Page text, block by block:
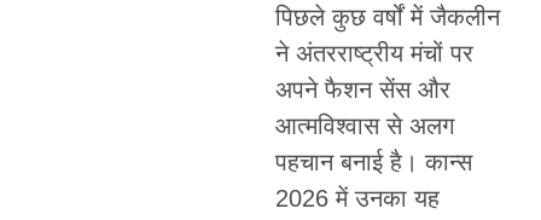
पिछले कुछ वर्षों में जैकलीन
ने अंतरराष्ट्रीय मंचों पर
अपने फैशन सेंस और
आत्मविश्वास से अलग
पहचान बनाई है। कान्स
2026 में उनका यह